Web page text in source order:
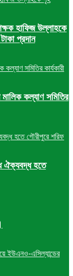
হাফিজ উল্লাহকে
প্রদান
কল্যাণ সমিতির
ঐক্যবদ্ধ হতে